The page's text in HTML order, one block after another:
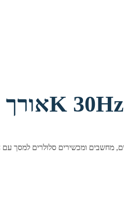
כבל USB-3.1 Type C לחיבור HDMI אורך 1.8 מטר - 4K 30Hz